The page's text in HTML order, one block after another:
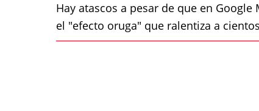
Hay atascos a pesar de que en
el "efecto oruga" que ralentiza a